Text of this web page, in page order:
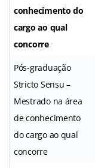
conhecimento do
cargo ao qual
concorre
Pós-graduação
Stricto Sensu –
Mestrado na área
de conhecimento
do cargo ao qual
concorre